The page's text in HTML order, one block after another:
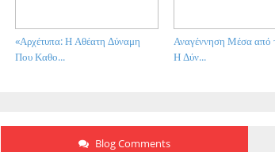
Αναγέννηση Μέσα από
Η Δύν...
«Αρχέτυπα: Η Αθέατη Δύναμη
Που Καθο...
Blog Comments